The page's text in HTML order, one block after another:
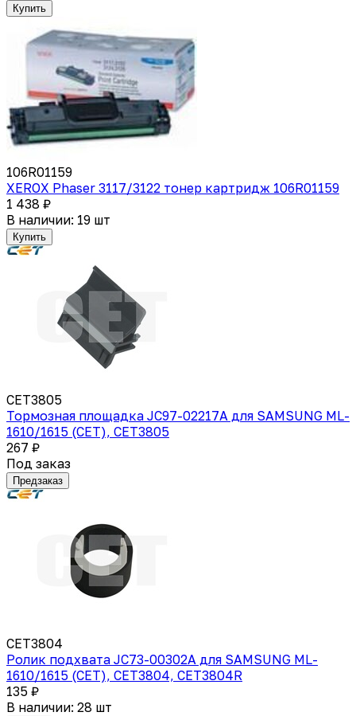
Купить
106R01159
XEROX Phaser 3117/3122 тонер картридж 106R01159
1 438 ₽
В наличии: 19 шт
Купить
CET3805
Тормозная площадка JC97-02217A для SAMSUNG ML-
1610/1615 (CET), CET3805
267 ₽
Под заказ
Предзаказ
CET3804
Ролик подхвата JC73-00302A для SAMSUNG ML-
1610/1615 (CET), CET3804, CET3804R
135 ₽
В наличии: 28 шт